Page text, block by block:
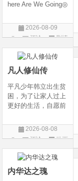
here Are We Going◎
产 地 中国大陆
◎类 别 剧情◎
话◎上映日期 2026
-06-12(中国大陆)◎
2026-08-09
评论
剧情
片
凡人修仙传
平凡少年韩立出生贫
困，为了让家人过上
更好的生活，自愿前
核，最终被墨大夫收
入门下。 墨大夫一
养、传授医术，让韩
立对他非常感激，但
随着一同入
2026-08-08
评论
动画
片
内华达之瑰